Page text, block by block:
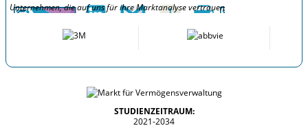
Unternehmen, die auf uns für ihre Marktanalyse vertrauen
STUDIENZEITRAUM:
2021-2034